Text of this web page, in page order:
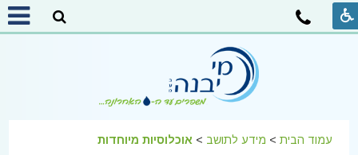
עמוד הבית> מידע לתושב > אוכלוסיות מיוחדות